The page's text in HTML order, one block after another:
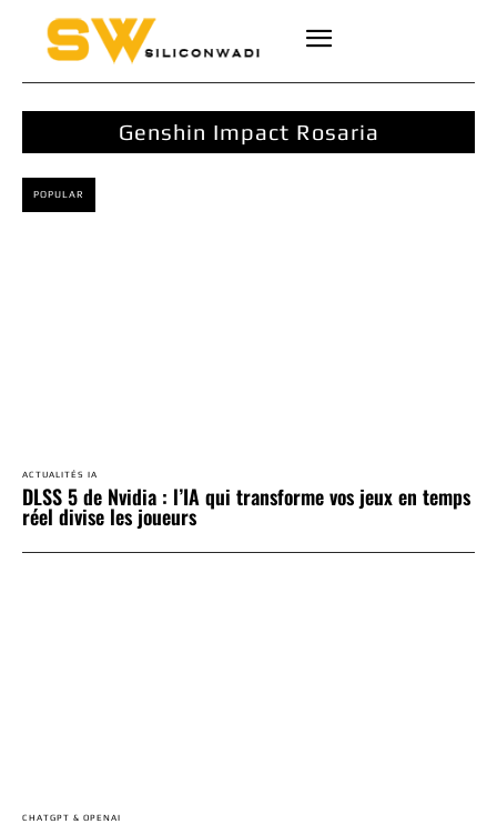
Genshin Impact Rosaria
POPULAR
ACTUALITÉS IA
DLSS 5 de Nvidia : l’IA qui transforme vos jeux en temps
réel divise les joueurs
CHATGPT & OPENAI